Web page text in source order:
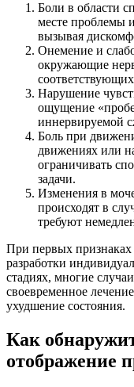
Боли в области
месте проблемы
вызывая
Онемение и
окружающие
Нарушение
ощущение
иннервируемой
Боль при
движениях или
ограничивать
задачи.
Изменения в
происходят в
требуют
При первых признаках
разработки
стадиях, многие
своевременное
ухудшение состояния.
Как
отображение